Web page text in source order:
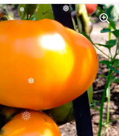
❅
❅